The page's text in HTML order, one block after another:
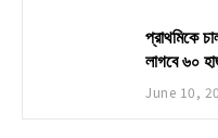
প্রাথমিকে
লাগবে ৬০
June 10,